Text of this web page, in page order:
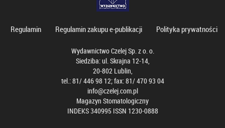
Regulamin Regulamin zakupu e-publikacji Polityka prywatności
Wydawnictwo Czelej Sp. z o. o.
Siedziba: ul. Skrajna 12-14,
20-802 Lublin,
tel.: 81/ 446 98 12; fax: 81/ 470 93 04
info@czelej.com.pl
Magazyn Stomatologiczny
INDEKS 340995 ISSN 1230-0888